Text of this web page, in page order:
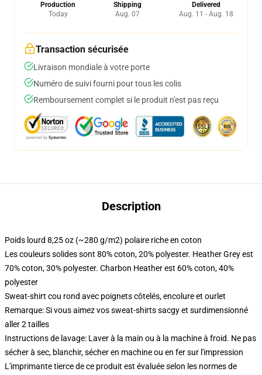
Production
Today
Shipping
Aug. 07
Delivered
Aug. 11 - Aug. 18
Transaction sécurisée
Livraison mondiale à votre porte
Numéro de suivi fourni pour tous les colis
Remboursement complet si le produit n'est pas reçu
Description
Poids lourd 8,25 oz (~280 g/m2) polaire riche en coton
Les couleurs solides sont 80% coton, 20% polyester. Heather Grey est
70% coton, 30% polyester. Charbon Heather est 60% coton, 40%
polyester
Sweat-shirt cou rond avec poignets côtelés, encolure et ourlet
Remarque: Si vous aimez vos sweat-shirts sacgy et surdimensionné
aller 2 tailles
Instructions de lavage: Laver à la main ou à la machine à froid. Ne pas
sécher à sec, blanchir, sécher en machine ou en fer sur l'impression
L'imprimante tierce de ce produit est évaluée selon les normes de